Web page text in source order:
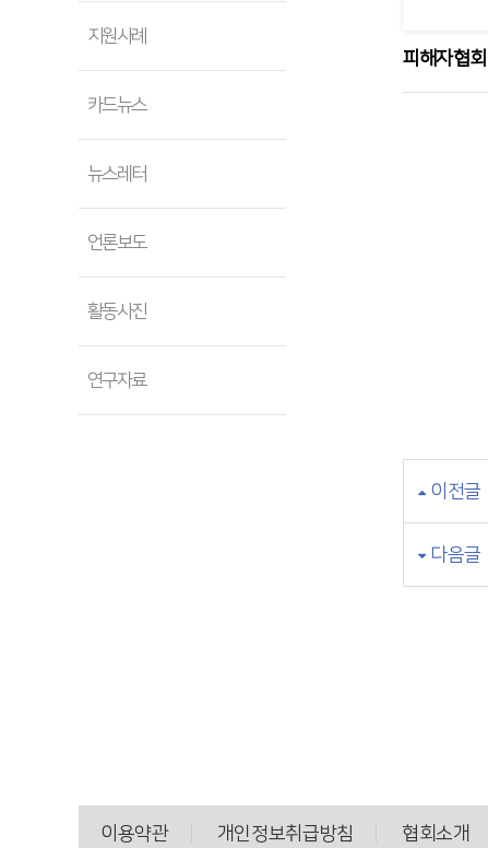
지원사례
카드뉴스
뉴스레터
언론보도
활동사진
연구자료
피해자협회
이전글
다음글
이용약관 개인정보취급방침 협회소개